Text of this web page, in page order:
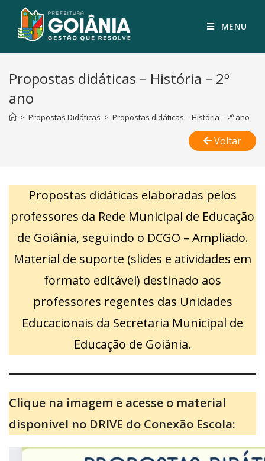
MENU
Propostas didáticas – História – 2º
ano
> Propostas Didáticas > Propostas didáticas – História – 2º ano
Voltar
Propostas didáticas elaboradas pelos
professores da Rede Municipal de Educação
de Goiânia, seguindo o DCGO – Ampliado.
Material de suporte (slides e atividades em
formato editável) destinado aos
professores regentes das Unidades
Educacionais da Secretaria Municipal de
Educação de Goiânia.
Clique na imagem e acesse o material
disponível no DRIVE do Conexão Escola: